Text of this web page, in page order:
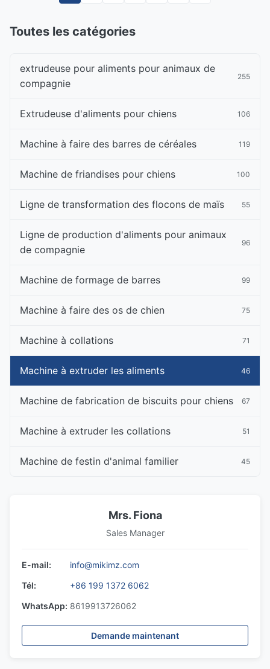
Toutes les catégories
extrudeuse pour aliments pour animaux de
compagnie
255
Extrudeuse d'aliments pour chiens 106
Machine à faire des barres de céréales 119
Machine de friandises pour chiens 100
Ligne de transformation des flocons de maïs 55
Ligne de production d'aliments pour animaux
de compagnie
96
Machine de formage de barres 99
Machine à faire des os de chien 75
Machine à collations 71
Machine à extruder les aliments 46
Machine de fabrication de biscuits pour chiens 67
Machine à extruder les collations 51
Machine de festin d'animal familier 45
Mrs. Fiona
Sales Manager
E-mail:
info@mikimz.com
Tél:
+86 199 1372 6062
WhatsApp: 8619913726062
Demande maintenant